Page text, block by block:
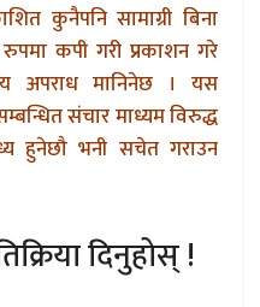
कुनैपनि सामाग्री बिना
कपी गरी प्रकाशन गरे
अपराध मानिनेछ । यस
संचार माध्यम विरुद्ध
हुनेछौ भनी सचेत गराउन
दिनुहोस् !